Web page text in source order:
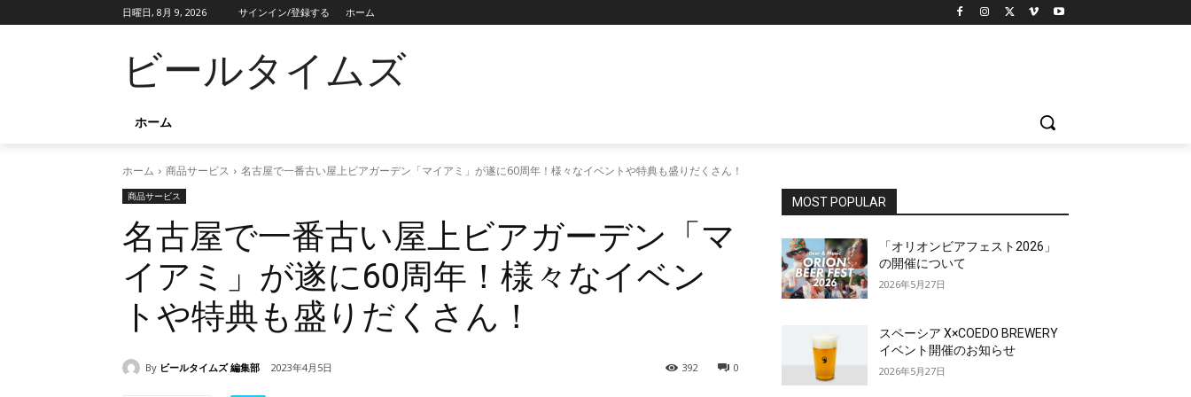
日曜日, 8月 9, 2026 サインイン/登録する ホーム
ビールタイムズ
ホーム
ホーム 商品サービス 名古屋で一番古い屋上ビアガーデン「マイアミ」が遂に60周年！様々なイベントや特典も盛りだくさん！
商品サービス
名古屋で一番古い屋上ビアガーデン「マ
イアミ」が遂に60周年！様々なイベン
トや特典も盛りだくさん！
By ビールタイムズ 編集部 2023年4月5日 0
392
MOST POPULAR
「オリオンビアフェスト2026」
の開催について
2026年5月27日
スペーシア X×COEDO BREWERY
イベント開催のお知らせ
2026年5月27日